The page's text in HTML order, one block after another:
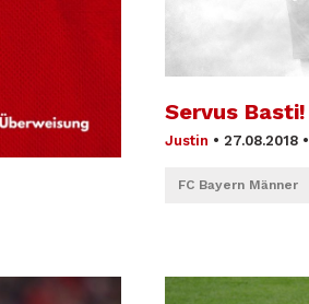
Servus Basti!
Justin • 27.08.2018 •
FC Bayern Männer